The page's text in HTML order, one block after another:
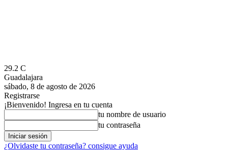
29.2 C
Guadalajara
sábado, 8 de agosto de 2026
Registrarse
¡Bienvenido! Ingresa en tu cuenta
tu nombre de usuario
tu contraseña
¿Olvidaste tu contraseña? consigue ayuda